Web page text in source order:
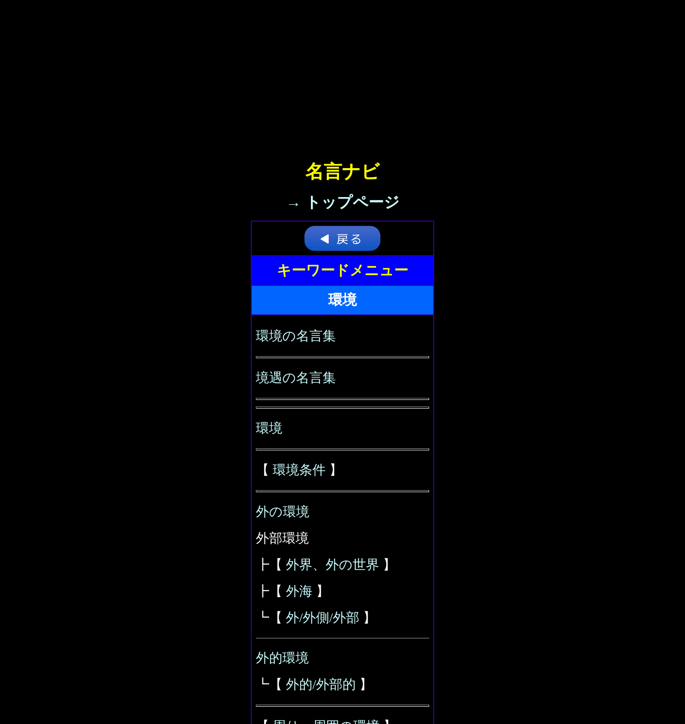
名言ナビ
→ トップページ
キーワードメニュー
環境
環境の名言集
境遇の名言集
環境
【 環境条件 】
外の環境
外部環境
┣【 外界、外の世界 】
┣【 外海 】
┗【 外/外側/外部 】
外的環境
┗【 外的/外部的 】